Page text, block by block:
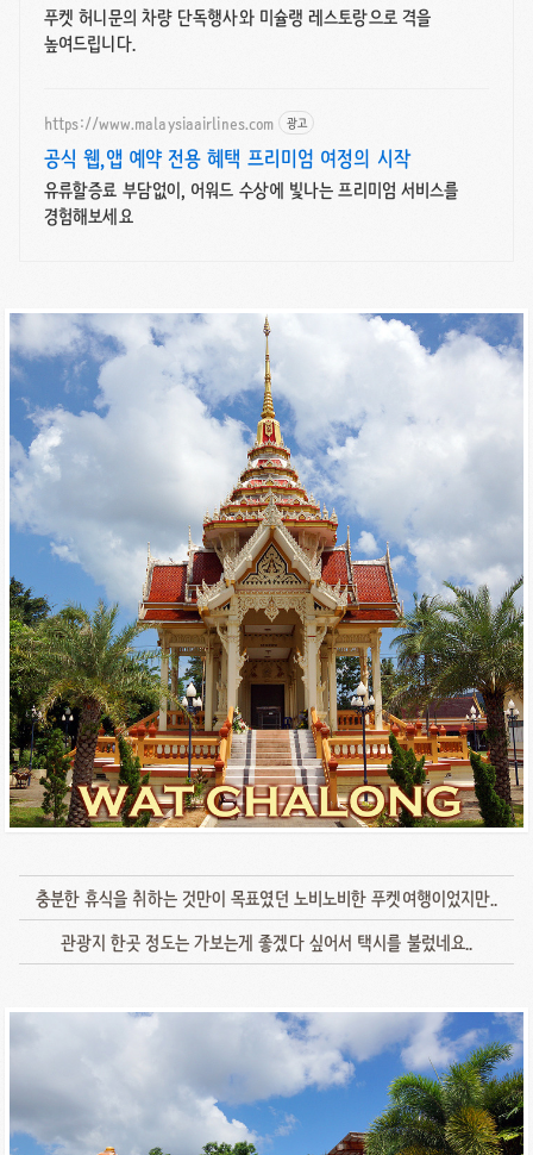
푸켓 허니문의 차량 단독행사와 미슐랭 레스토랑으로 격을
높여드립니다.
https://www.malaysiaairlines.com 광고
공식 웹,앱 예약 전용 혜택 프리미엄 여정의 시작
유류할증료 부담없이, 어워드 수상에 빛나는 프리미엄 서비스를
경험해보세요
충분한 휴식을 취하는 것만이 목표였던 노비노비한 푸켓여행이었지만..
관광지 한곳 정도는 가보는게 좋겠다 싶어서 택시를 불렀네요..